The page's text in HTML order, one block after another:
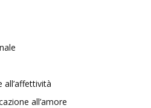
all’affettività
all’amore